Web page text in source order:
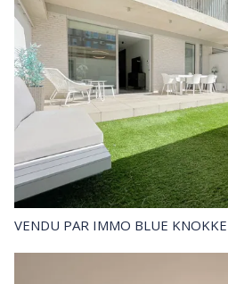
VENDU PAR IMMO BLUE KNOKKE